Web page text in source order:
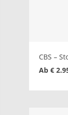
CBS –
Ab €